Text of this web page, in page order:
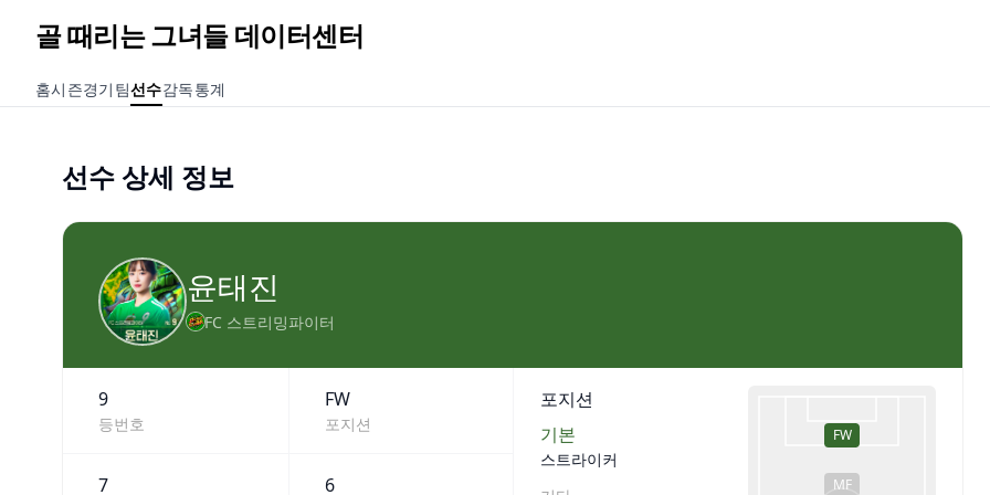
골 때리는 그녀들 데이터센터
홈시즌경기 팀선수감독통계
선수 상세 정보
윤태진
FC 스트리밍파이터
9
등번호
FW
포지션
7 6
포지션
기본
스트라이커
FW
MF